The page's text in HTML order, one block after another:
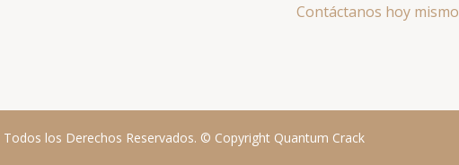
Contáctanos hoy mismo
Todos los Derechos Reservados. © Copyright Quantum Crack